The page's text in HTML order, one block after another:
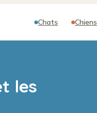
Chats Chiens
les